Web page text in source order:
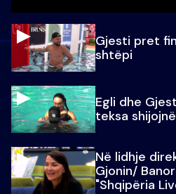
Gjesti pret
shtëpi
Egli dhe
teksa
Në lidhje
Gjonin/
"Shqipëria